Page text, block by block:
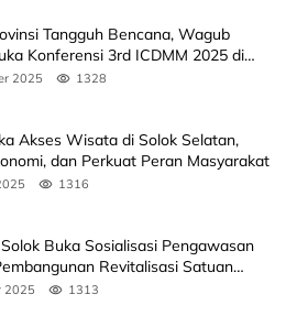
Tangguh Bencana, Wagub
Konferensi 3rd ICDMM 2025 di
2025 1328
Akses Wisata di Solok Selatan,
dan Perkuat Peran Masyarakat
1316
Buka Sosialisasi Pengawasan
Revitalisasi Satuan
2025 1313